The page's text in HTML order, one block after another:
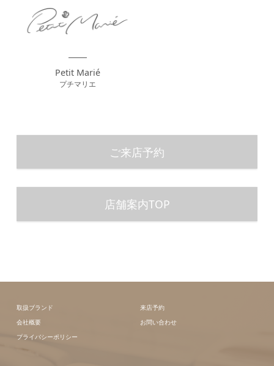
Petit Marié
プチマリエ
ご来店予約
店舗案内TOP
取扱ブランド
会社概要
プライバシーポリシー
来店予約
お問い合わせ